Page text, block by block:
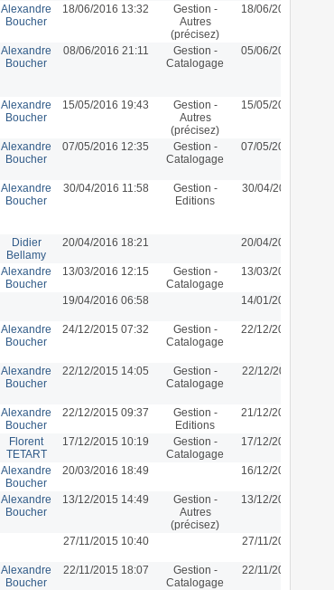
Alexandre
Boucher
18/06/2016 13:32
Gestion -
Autres
(précisez)
18/06/2016 13:32
Alexandre
Boucher
08/06/2016 21:11
Gestion -
Catalogage
05/06/2016 13:00
Alexandre
Boucher
15/05/2016 19:43
Gestion -
Autres
(précisez)
15/05/2016 19:43
Alexandre
Boucher
07/05/2016 12:35
Gestion -
Catalogage
07/05/2016 12:19
Alexandre
Boucher
30/04/2016 11:58
Gestion -
Editions
30/04/2016 11:58
Didier
Bellamy
20/04/2016 18:21 20/04/2016 18:21
Alexandre
Boucher
13/03/2016 12:15
Gestion -
Catalogage
13/03/2016 12:15
19/04/2016 06:58 14/01/2016 10:20
Alexandre
Boucher
24/12/2015 07:32
Gestion -
Catalogage
22/12/2015 14:16
Alexandre
Boucher
22/12/2015 14:05
Gestion -
Catalogage
22/12/2015 11:44
Alexandre
Boucher
22/12/2015 09:37
Gestion -
Editions
21/12/2015 18:04
Florent
TETART
17/12/2015 10:19
Gestion -
Catalogage
17/12/2015 10:19
Alexandre
Boucher
20/03/2016 18:49 16/12/2015 13:32
Alexandre
Boucher
13/12/2015 14:49
Gestion -
Autres
(précisez)
13/12/2015 14:38
27/11/2015 10:40 27/11/2015 10:40
Alexandre
Boucher
22/11/2015 18:07
Gestion -
Catalogage
22/11/2015 18:07